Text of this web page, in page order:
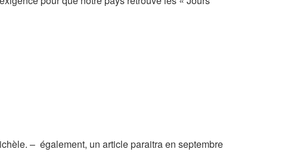
– également, un article paraitra en septembre